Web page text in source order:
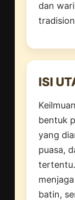
dan
ISI
bentuk
yang
puasa,
batin,